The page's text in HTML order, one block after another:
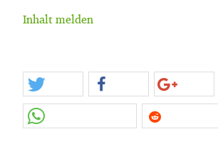
Inhalt melden